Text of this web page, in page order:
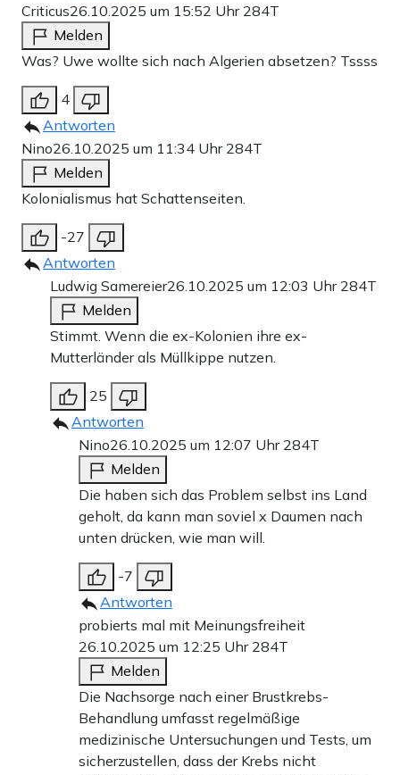
Criticus26.10.2025 um 15:52 Uhr 284T
Melden
Was? Uwe wollte sich nach Algerien absetzen? Tssss
4
Antworten
Nino26.10.2025 um 11:34 Uhr 284T
Melden
Kolonialismus hat Schattenseiten.
-27
Antworten
Ludwig Samereier26.10.2025 um 12:03 Uhr 284T
Melden
Stimmt. Wenn die ex-Kolonien ihre ex-
Mutterländer als Müllkippe nutzen.
25
Antworten
Nino26.10.2025 um 12:07 Uhr 284T
Melden
Die haben sich das Problem selbst ins Land
geholt, da kann man soviel x Daumen nach
unten drücken, wie man will.
-7
Antworten
probierts mal mit Meinungsfreiheit
26.10.2025 um 12:25 Uhr 284T
Melden
Die Nachsorge nach einer Brustkrebs-
Behandlung umfasst regelmäßige
medizinische Untersuchungen und Tests, um
sicherzustellen, dass der Krebs nicht